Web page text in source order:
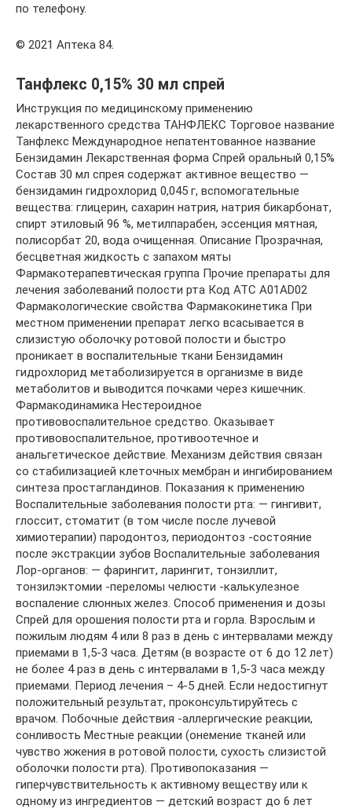
по телефону.
© 2021 Аптека 84.
Танфлекс 0,15% 30 мл спрей
Инструкция по медицинскому применению
лекарственного средства ТАНФЛЕКС Торговое название
Танфлекс Международное непатентованное название
Бензидамин Лекарственная форма Спрей оральный 0,15%
Состав 30 мл спрея содержат активное вещество —
бензидамин гидрохлорид 0,045 г, вспомогательные
вещества: глицерин, сахарин натрия, натрия бикарбонат,
спирт этиловый 96 %, метилпарабен, эссенция мятная,
полисорбат 20, вода очищенная. Описание Прозрачная,
бесцветная жидкость с запахом мяты
Фармакотерапевтическая группа Прочие препараты для
лечения заболеваний полости рта Код АТС А01АD02
Фармакологические свойства Фармакокинетика При
местном применении препарат легко всасывается в
слизистую оболочку ротовой полости и быстро
проникает в воспалительные ткани Бензидамин
гидрохлорид метаболизируется в организме в виде
метаболитов и выводится почками через кишечник.
Фармакодинамика Нестероидное
противовоспалительное средство. Оказывает
противовоспалительное, противоотечное и
анальгетическое действие. Механизм действия связан
со стабилизацией клеточных мембран и ингибированием
синтеза простагландинов. Показания к применению
Воспалительные заболевания полости рта: — гингивит,
глоссит, стоматит (в том числе после лучевой
химиотерапии) пародонтоз, периодонтоз -состояние
после экстракции зубов Воспалительные заболевания
Лор-органов: — фарингит, ларингит, тонзиллит,
тонзилэктомии -переломы челюсти -калькулезное
воспаление слюнных желез. Способ применения и дозы
Спрей для орошения полости рта и горла. Взрослым и
пожилым людям 4 или 8 раз в день с интервалами между
приемами в 1,5-3 часа. Детям (в возрасте от 6 до 12 лет)
не более 4 раз в день с интервалами в 1,5-3 часа между
приемами. Период лечения – 4-5 дней. Если недостигнут
положительный результат, проконсультируйтесь с
врачом. Побочные действия -аллергические реакции,
сонливость Местные реакции (онемение тканей или
чувство жжения в ротовой полости, сухость слизистой
оболочки полости рта). Противопоказания —
гиперчувствительность к активному веществу или к
одному из ингредиентов — детский возраст до 6 лет